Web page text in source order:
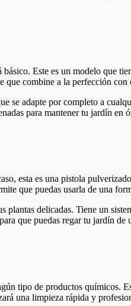
básico. Este es un modelo que
que combine a la perfección
se adapte por completo a
para mantener tu jardín en
esta es una pistola
que puedas usarla de una
delicadas. Tiene un
que puedas regar tu jardín
tipo de productos químicos.
una limpieza rápida y